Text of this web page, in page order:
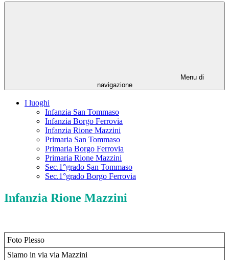
Menu di
navigazione
I luoghi
Infanzia San Tommaso
Infanzia Borgo Ferrovia
Infanzia Rione Mazzini
Primaria San Tommaso
Primaria Borgo Ferrovia
Primaria Rione Mazzini
Sec.1°grado San Tommaso
Sec.1°grado Borgo Ferrovia
Infanzia Rione Mazzini
Foto Plesso
Siamo in via via Mazzini